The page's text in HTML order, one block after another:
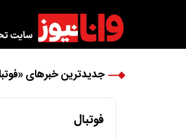
جدیدترین خبرهای
فوتبال